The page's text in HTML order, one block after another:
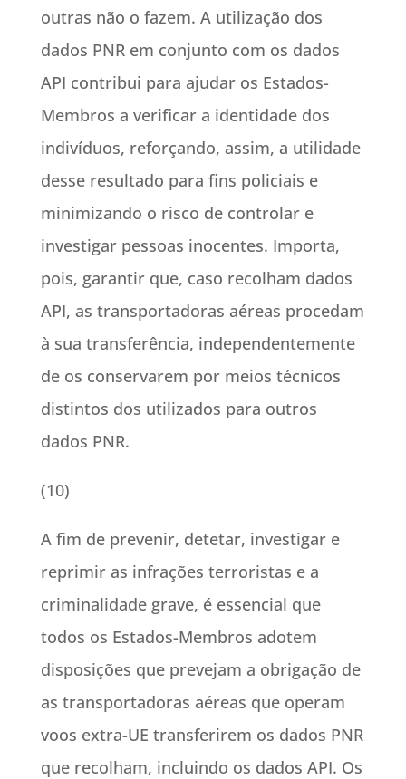
outras não o fazem. A utilização dos
dados PNR em conjunto com os dados
API contribui para ajudar os Estados-
Membros a verificar a identidade dos
indivíduos, reforçando, assim, a utilidade
desse resultado para fins policiais e
minimizando o risco de controlar e
investigar pessoas inocentes. Importa,
pois, garantir que, caso recolham dados
API, as transportadoras aéreas procedam
à sua transferência, independentemente
de os conservarem por meios técnicos
distintos dos utilizados para outros
dados PNR.
(10)
A fim de prevenir, detetar, investigar e
reprimir as infrações terroristas e a
criminalidade grave, é essencial que
todos os Estados-Membros adotem
disposições que prevejam a obrigação de
as transportadoras aéreas que operam
voos extra-UE transferirem os dados PNR
que recolham, incluindo os dados API. Os